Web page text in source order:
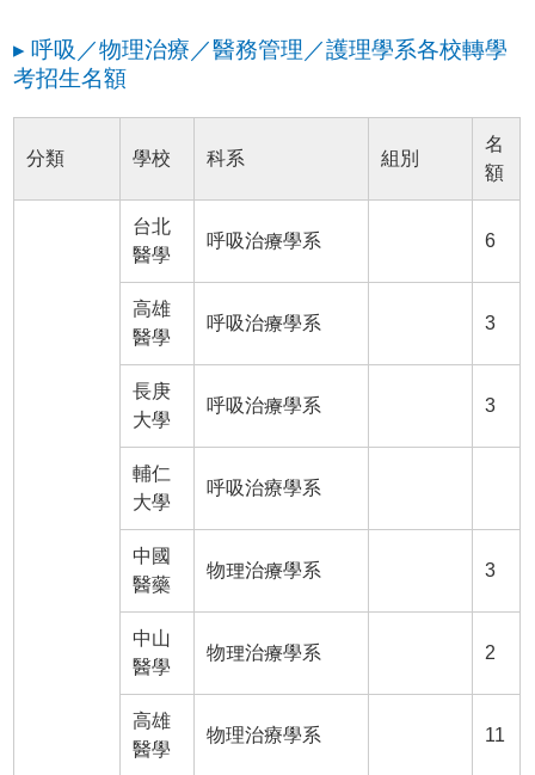
▸ 呼吸／物理治療／醫務管理／護理學系各校轉學
考招生名額
分類 學校 科系 組別
名
額
台北
醫學
呼吸治療學系 6
高雄
醫學
呼吸治療學系 3
長庚
大學
呼吸治療學系 3
輔仁
大學
呼吸治療學系
中國
醫藥
物理治療學系 3
中山
醫學
物理治療學系 2
高雄
醫學
物理治療學系 11